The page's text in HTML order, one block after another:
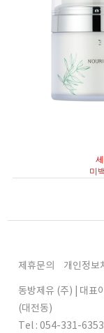
미
제휴문의 개인정보
동방제유 (주) | 대표
(대전동)
Tel : 054-331-